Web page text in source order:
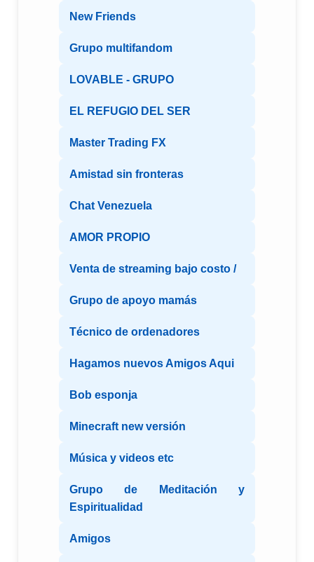
New Friends
Grupo multifandom
LOVABLE - GRUPO
EL REFUGIO DEL SER
Master Trading FX
Amistad sin fronteras
Chat Venezuela
AMOR PROPIO
Venta de streaming bajo costo /
Grupo de apoyo mamás
Técnico de ordenadores
Hagamos nuevos Amigos Aqui
Bob esponja
Minecraft new versión
Música y videos etc
Grupo de Meditación y
Espiritualidad
Amigos